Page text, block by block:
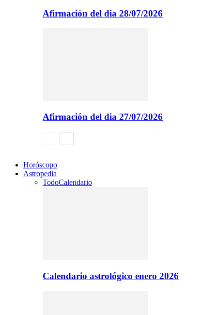
Afirmación del dia 28/07/2026
Afirmación del dia 27/07/2026
Horóscopo
Astropedia
TodoCalendario
Calendario astrológico enero 2026